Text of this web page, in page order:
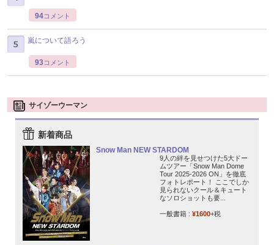
94コメント
嵐について語ろう
93コメント
サイゾーウーマン
新着商品
Snow Man NEW STARDOM
9人の絆を見せつけた5大ドー
ムツアー「Snow Man Dome
Tour 2025-2026 ON」を徹底
フォトレポート！ ここでしか
見られないクール＆キュート
なソロショットも要...
一般書籍 : ¥1600+税